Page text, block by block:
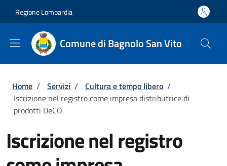
Regione Lombardia
Comune di Bagnolo San Vito
Briciole di pane
Home / Servizi / Cultura e tempo libero /
Iscrizione nel registro come impresa distributrice di
prodotti DeCO
Iscrizione nel registro